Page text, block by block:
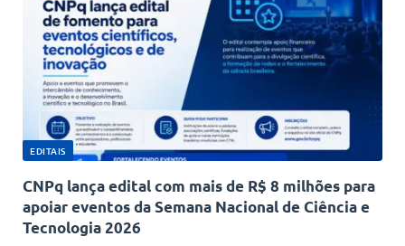
EDITAIS
CNPq lança edital com mais de R$ 8 milhões para
apoiar eventos da Semana Nacional de Ciência e
Tecnologia 2026